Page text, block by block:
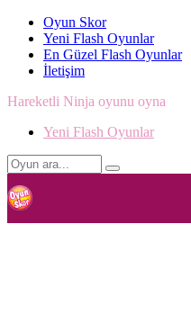
Oyun Skor
Yeni Flash Oyunlar
En Güzel Flash Oyunlar
İletişim
Hareketli Ninja oyunu oyna
Yeni Flash Oyunlar